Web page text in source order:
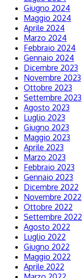
Giugno 2024
Maggio 2024
Aprile 2024
Marzo 2024
Febbraio 2024
Gennaio 2024
Dicembre 2023
Novembre 2023
Ottobre 2023
Settembre 2023
Agosto 2023
Luglio 2023
Giugno 2023
Maggio 2023
Aprile 2023
Marzo 2023
Febbraio 2023
Gennaio 2023
Dicembre 2022
Novembre 2022
Ottobre 2022
Settembre 2022
Agosto 2022
Luglio 2022
Giugno 2022
Maggio 2022
Aprile 2022